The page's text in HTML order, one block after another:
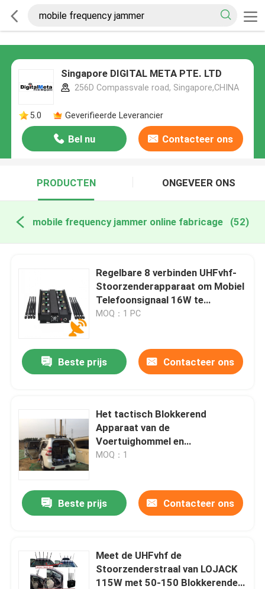
Singapore DIGITAL META PTE. LTD
256D Compassvale road, Singapore,CHINA
5.0 Geverifieerde Leverancier
Bel nu Contacteer ons
PRODUCTEN ONGEVEER ONS
mobile frequency jammer online fabricage (52)
Regelbare 8 verbinden UHFvhf-
Stoorzenderapparaat om Mobiel
Telefoonsignaal 16W te
blokkeren
MOQ：1 PC
Beste prijs Contacteer ons
Het tactisch Blokkerend
Apparaat van de
Voertuighommel en
Opsporingssysteem voor
MOQ：1
Beste prijs Contacteer ons
Meet de UHFvhf de
Stoorzenderstraal van LOJACK
115W met 50-150 Blokkerende